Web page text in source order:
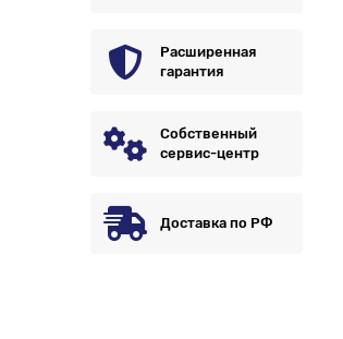
Расширенная
гарантия
Собственный
сервис-центр
Доставка по РФ